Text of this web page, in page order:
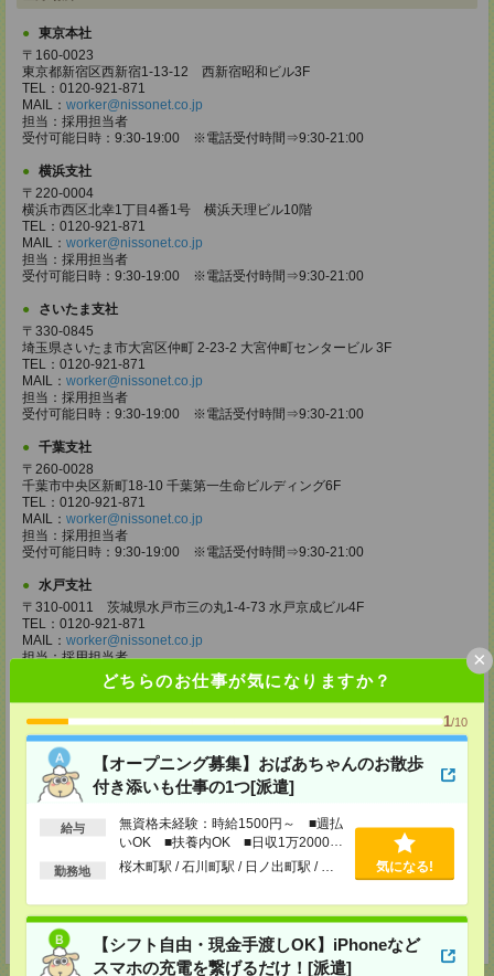
どちらのお仕事が気になりますか？
1/10
【オープニング募集】おばあちゃんのお散歩
付き添いも仕事の1つ[派遣]
給与
無資格未経験：時給1500円～ ■週払
いOK ■扶養内OK ■日収1万2000円
以上
勤務地 桜木町駅 / 石川町駅 / 日ノ出町駅 / … 気になる!
【シフト自由・現金手渡しOK】iPhoneなど
スマホの充電を繋げるだけ！[派遣]
×
東京本社
〒160-0023
東京都新宿区西新宿1-13-12 西新宿昭和ビル3F
TEL：0120-921-871
MAIL： worker@nissonet.co.jp
担当：採用担当者
受付可能日時：9:30-19:00 ※電話受付時間⇒9:30-21:00
横浜支社
〒220-0004
横浜市西区北幸1丁目4番1号 横浜天理ビル10階
TEL：0120-921-871
MAIL： worker@nissonet.co.jp
担当：採用担当者
受付可能日時：9:30-19:00 ※電話受付時間⇒9:30-21:00
さいたま支社
〒330-0845
埼玉県さいたま市大宮区仲町 2-23-2 大宮仲町センタービル 3F
TEL：0120-921-871
MAIL： worker@nissonet.co.jp
担当：採用担当者
受付可能日時：9:30-19:00 ※電話受付時間⇒9:30-21:00
千葉支社
〒260-0028
千葉市中央区新町18-10 千葉第一生命ビルディング6F
TEL：0120-921-871
MAIL： worker@nissonet.co.jp
担当：採用担当者
受付可能日時：9:30-19:00 ※電話受付時間⇒9:30-21:00
水戸支社
〒310-0011 茨城県水戸市三の丸1-4-73 水戸京成ビル4F
TEL：0120-921-871
MAIL： worker@nissonet.co.jp
担当：採用担当者
受付可能日時：9:30-19:00 ※電話受付時間⇒9:30-21:00
宇都宮支社
〒320-0811 栃木県宇都宮市大通り1-2-11 フコク生命ビル4F
TEL：0120-921-871
MAIL：worker@nissonet.co.jp
担当：採用担当者
受付可能日時：9:30-19:00 ※電話受付時間⇒9:30-21:00
高崎支社
埼玉県さいたま市大宮区仲町2-23-2 大宮仲町センタービル3F（さいたま
支社内）
MAIL：
担当：採用担当者
受付可能日時：9:30-19:00 ※電話受付時間⇒9:30-21:00